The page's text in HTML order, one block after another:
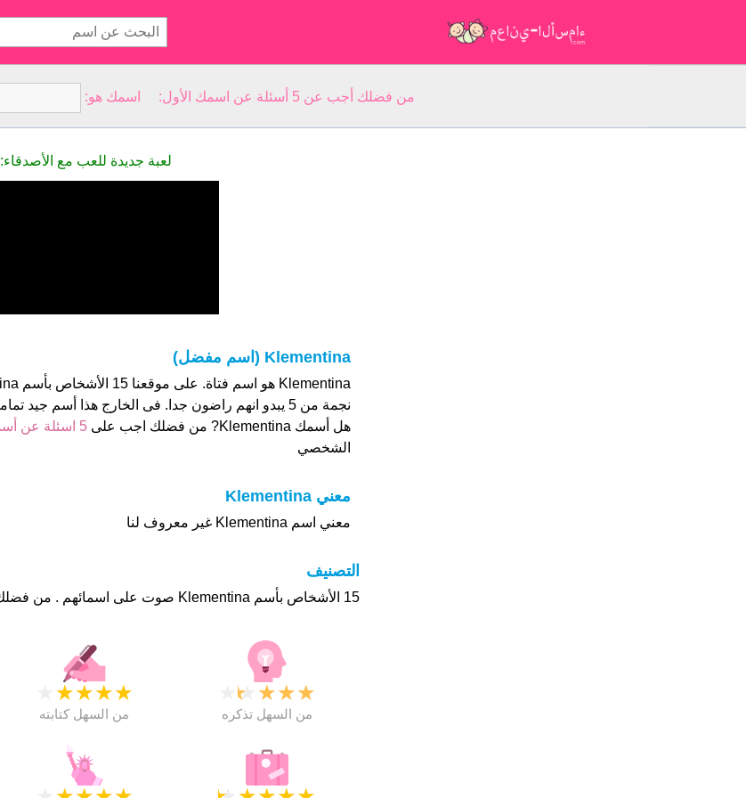
من فضلك أجب عن 5 أسئلة عن اسمك الأول: اسمك هو:
لعبة جديدة للعب مع الأصدقاء:
Klementina (اسم مفضل)
نجمة من 5 يبدو انهم راضون جدا. فى الخارج هذا أسم جيد تماما
هل أسمك Klementina? من فضلك اجب على
5 اسئلة عن أسمك
الشخصي
معني Klementina
معني اسم Klementina غير معروف لنا
التصنيف
15 الأشخاص بأسم Klementina صوت على اسمائهم . من فضلك
★
★
★
★
من السهل كتابته
★
★
★
★
من السهل تذكره